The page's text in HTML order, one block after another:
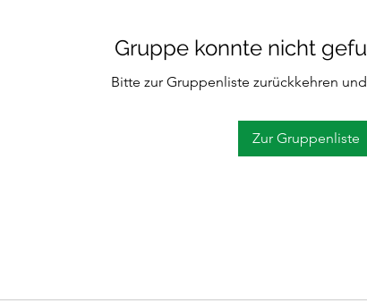
Gruppe konnte nicht
Bitte zur Gruppenliste zurückkehren
Zur Gruppenliste